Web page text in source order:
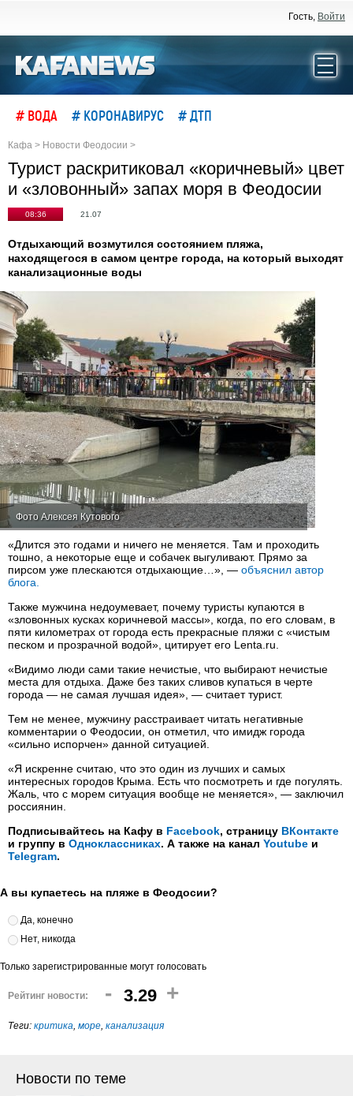
Гость, Войти
# ВОДА # КОРОНАВИРУС # ДТП
Кафа > Новости Феодосии >
Турист раскритиковал «коричневый» цвет
и «зловонный» запах моря в Феодосии
08:36 21.07
Отдыхающий возмутился состоянием пляжа,
находящегося в самом центре города, на который выходят
канализационные воды
Фото Алексея Кутового
«Длится это годами и ничего не меняется. Там и проходить
тошно, а некоторые еще и собачек выгуливают. Прямо за
пирсом уже плескаются отдыхающие…», — объяснил автор
блога.
Также мужчина недоумевает, почему туристы купаются в
«зловонных кусках коричневой массы», когда, по его словам, в
пяти километрах от города есть прекрасные пляжи с «чистым
песком и прозрачной водой», цитирует его Lenta.ru.
«Видимо люди сами такие нечистые, что выбирают нечистые
места для отдыха. Даже без таких сливов купаться в черте
города — не самая лучшая идея», — считает турист.
Тем не менее, мужчину расстраивает читать негативные
комментарии о Феодосии, он отметил, что имидж города
«сильно испорчен» данной ситуацией.
«Я искренне считаю, что это один из лучших и самых
интересных городов Крыма. Есть что посмотреть и где погулять.
Жаль, что с морем ситуация вообще не меняется», — заключил
россиянин.
Подписывайтесь на Кафу в Facebook, страницу ВКонтакте
и группу в Одноклассниках. А также на канал Youtube и
Telegram.
А вы купаетесь на пляже в Феодосии?
Да, конечно
Нет, никогда
Только зарегистрированные могут голосовать
Рейтинг новости: - 3.29 +
Теги: критика море канализация
Новости по теме